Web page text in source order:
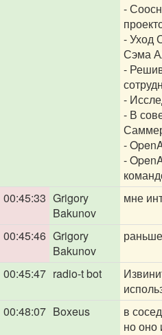
-
- Уход
Сэма
-
-
- В
-
-
00:45:33 Grigory
Bakunov
мне
00:45:46 Grigory
Bakunov
00:45:47 radio-t bot
00:48:07 Boxeus
в
но оно